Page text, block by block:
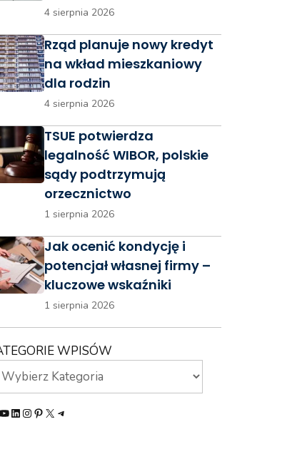
4 sierpnia 2026
Rząd planuje nowy kredyt
na wkład mieszkaniowy
dla rodzin
4 sierpnia 2026
TSUE potwierdza
legalność WIBOR, polskie
sądy podtrzymują
orzecznictwo
1 sierpnia 2026
Jak ocenić kondycję i
potencjał własnej firmy –
kluczowe wskaźniki
1 sierpnia 2026
WPISÓW
YouTube
LinkedIn
Instagram
Pinterest
X Telegram